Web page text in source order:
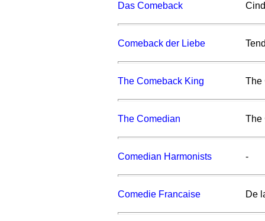
Das Comeback
Comeback der Liebe
The Comeback King The
The Comedian The
Comedian Harmonists -
Comedie Francaise De